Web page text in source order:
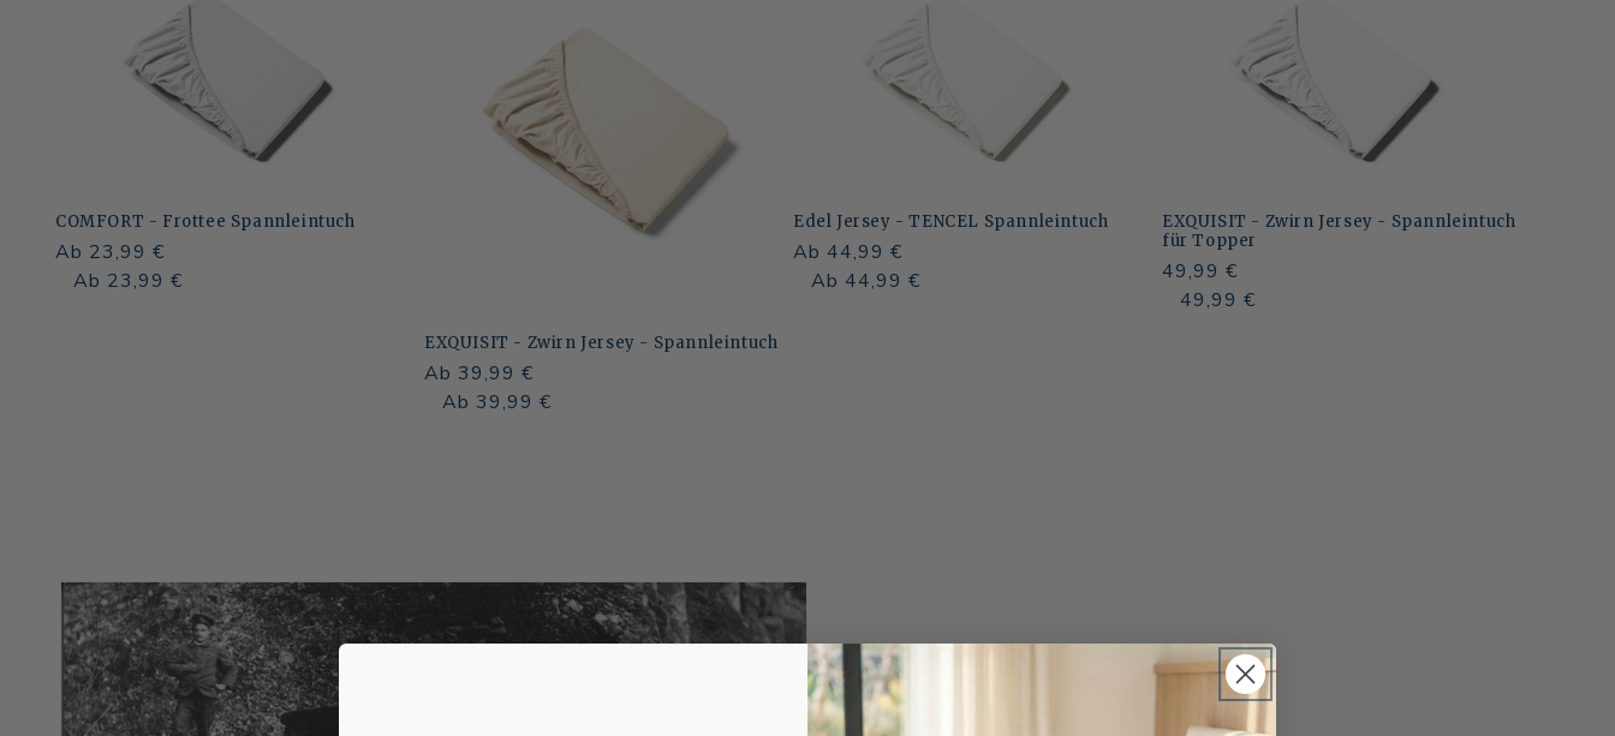
COMFORT - Frottee Spannleintuch
Normaler
Preis
Ab 23,99 €
Normaler
Verkaufspreis
Ab 23,99 €
EXQUISIT - Zwirn Jersey - Spannleintuch
Normaler
Preis
Ab 39,99 €
Normaler
Verkaufspreis
Ab 39,99 €
Edel Jersey - TENCEL Spannleintuch
Normaler
Preis
Ab 44,99 €
Normaler
Verkaufspreis
Ab 44,99 €
EXQUISIT - Zwirn Jersey - Spannleintuch
für Topper
Normaler
Preis
49,99 €
Normaler
Verkaufspreis
49,99 €